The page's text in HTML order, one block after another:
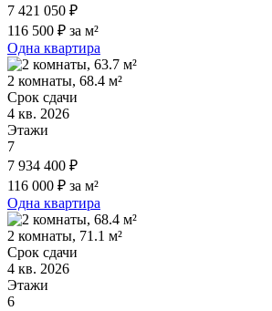
7 421 050 ₽
116 500 ₽ за м²
Одна квартира
2 комнаты, 68.4 м²
Срок сдачи
4 кв. 2026
Этажи
7
7 934 400 ₽
116 000 ₽ за м²
Одна квартира
2 комнаты, 71.1 м²
Срок сдачи
4 кв. 2026
Этажи
6